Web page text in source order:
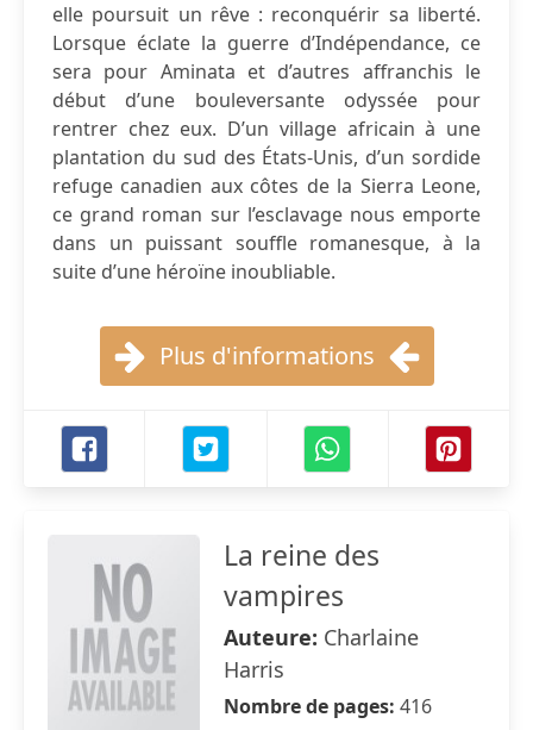
elle poursuit un rêve : reconquérir sa liberté.
Lorsque éclate la guerre d’Indépendance, ce
sera pour Aminata et d’autres affranchis le
début d’une bouleversante odyssée pour
rentrer chez eux. D’un village africain à une
plantation du sud des États-Unis, d’un sordide
refuge canadien aux côtes de la Sierra Leone,
ce grand roman sur l’esclavage nous emporte
dans un puissant souffle romanesque, à la
suite d’une héroïne inoubliable.
Plus d'informations
La reine des
vampires
Auteure: Charlaine
Harris
Nombre de pages: 416